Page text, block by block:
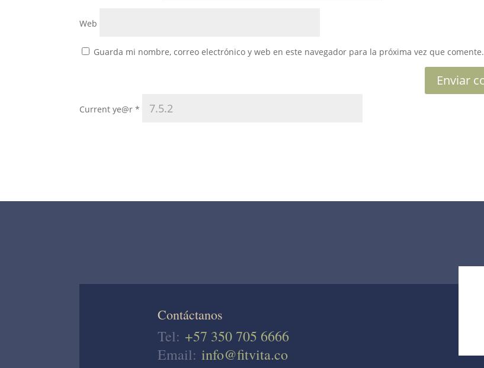
Web
Guarda mi nombre, correo electrónico y web en este navegador para la próxima vez que comente.
Current ye@r*
Contáctanos
Tel: +57 350 705 6666
Email: info@fitvita.co